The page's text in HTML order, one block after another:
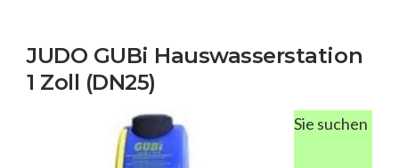
JUDO GUBi Hauswasserstation
1 Zoll (DN25)
Sie suchen